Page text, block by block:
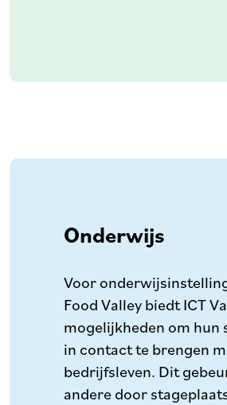
Onderwijs
Voor
Food Valley biedt ICT
mogelijkheden om hun
in contact te brengen
bedrijfsleven. Dit
andere door